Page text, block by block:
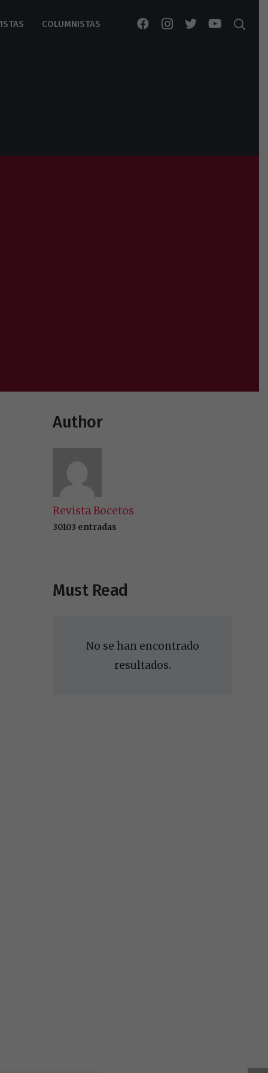
COLUMNISTAS
Author
Revista Bocetos
30103 entradas
Must Read
No se han encontrado
resultados.